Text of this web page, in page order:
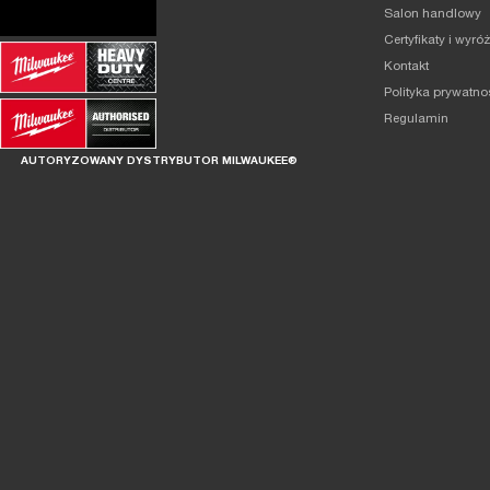
AUTORYZOWANY DYSTRYBUTOR MILWAUKEE®
Salon handlowy
Certyfikaty i
Kontakt
Polityka
Regulamin